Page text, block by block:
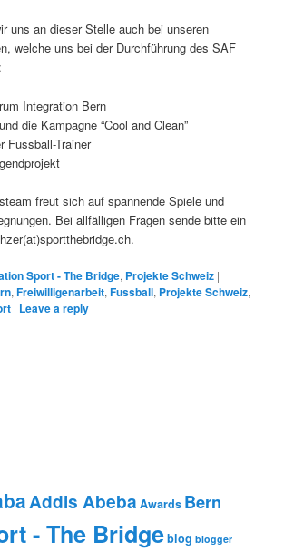
uns an dieser Stelle auch bei unseren
welche uns bei der Durchführung des SAF
Integration Bern
die Kampagne “Cool and Clean”
Fussball-Trainer
freut sich auf spannende Spiele und
Bei allfälligen Fragen sende bitte ein
Sport - The Bridge, Projekte Schweiz |
,Freiwilligenarbeit,Fussball, Projekte Schweiz,
| Leave a reply
Addis Abeba Awards Bern
- The Bridgeblog blogger